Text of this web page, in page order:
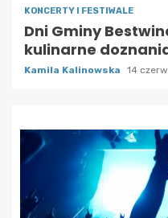
KONCERTY I FESTIWALE
Dni Gminy
kulinarne
Kamila Kalinowska 14